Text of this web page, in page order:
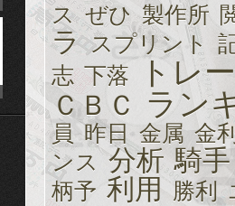
ロ
オ
ン
ラ
イ
ン
ス ぜひ 製作所
ラ スプリント
志 下落 トレ
ＣＢＣ ラン
員 昨日 金属 金
ンス 分析 騎手
柄予 利用 勝利